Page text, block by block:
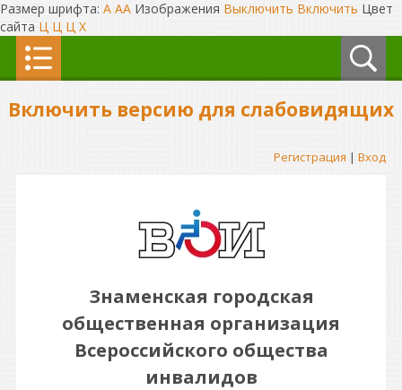
Размер шрифта: A AA Изображения Выключить Включить Цвет
сайта Ц Ц Ц Х
Включить версию для слабовидящих
Регистрация | Вход
Знаменская городская
общественная организация
Всероссийского общества
инвалидов